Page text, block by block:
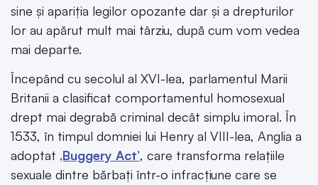
sine și apariția legilor opozante dar și a drepturilor
lor au apărut mult mai târziu, după cum vom vedea
mai departe.
Începând cu secolul al XVI-lea, parlamentul Marii
Britanii a clasificat comportamentul homosexual
drept mai degrabă criminal decât simplu imoral. În
1533, în timpul domniei lui Henry al VIII-lea, Anglia a
adoptat ‚Buggery Act’, care transforma relațiile
sexuale dintre bărbați într-o infracțiune care se